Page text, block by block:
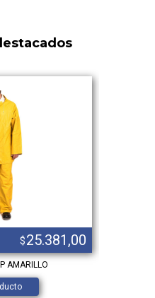
$25.381,00
AMARILLO